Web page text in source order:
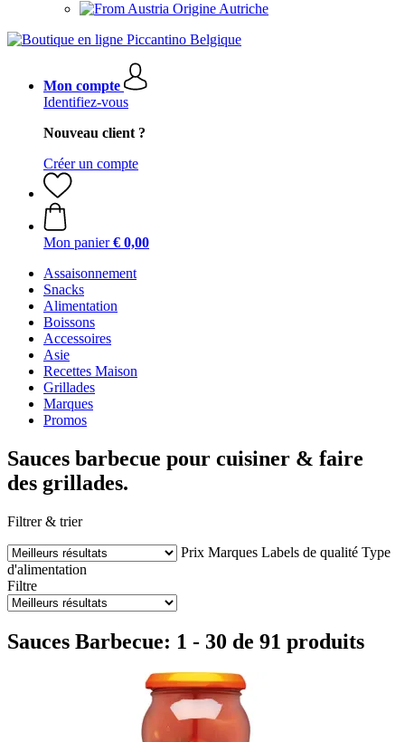
Origine Autriche
Mon compte
Identifiez-vous
Nouveau client ?
Créer un compte
Mon panier € 0,00
Assaisonnement
Snacks
Alimentation
Boissons
Accessoires
Asie
Recettes Maison
Grillades
Marques
Promos
Sauces barbecue pour cuisiner & faire
des grillades.
Filtrer & trier
Prix Marques Labels de qualité Type
d'alimentation
Filtre
Sauces Barbecue: 1 - 30 de 91 produits